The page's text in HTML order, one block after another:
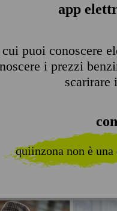
app
puoi conoscere
i prezzi
scarirare
quiinzona non è